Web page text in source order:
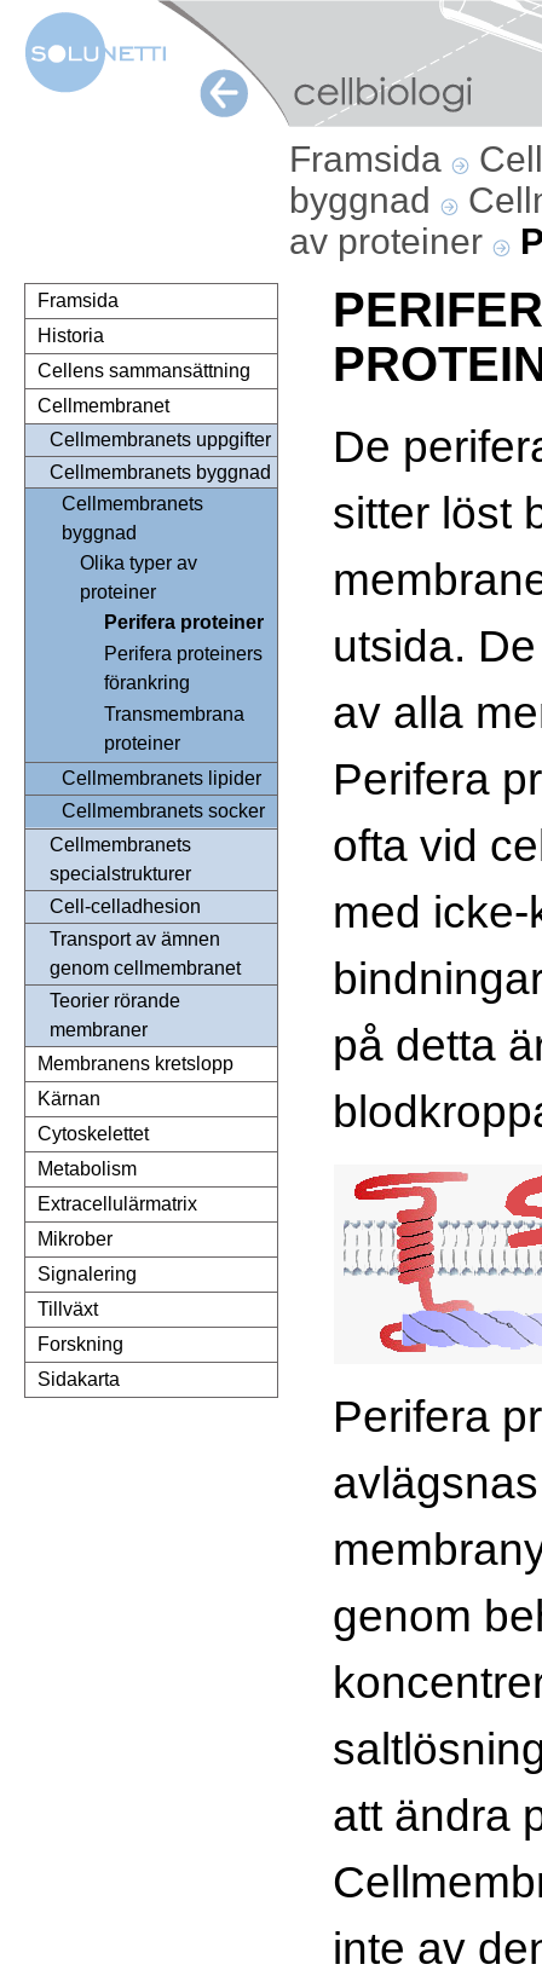
Framsida
byggnad
av proteiner
Framsida
Historia
Cellens sammansättning
Cellmembranet
Cellmembranets uppgifter
Cellmembranets byggnad
Cellmembranets
byggnad
Olika typer av
proteiner
Perifera proteiner
Perifera proteiners
förankring
Transmembrana
proteiner
Cellmembranets lipider
Cellmembranets socker
Cellmembranets
specialstrukturer
Cell-celladhesion
Transport av ämnen
genom cellmembranet
Teorier rörande
membraner
Membranens kretslopp
Kärnan
Cytoskelettet
Metabolism
Extracellulärmatrix
Mikrober
Signalering
Tillväxt
Forskning
Sidakarta
De
sitter löst
utsida.
av alla
Perifera
ofta vid
med
på detta
Perifera
genom
att ändra
inte av